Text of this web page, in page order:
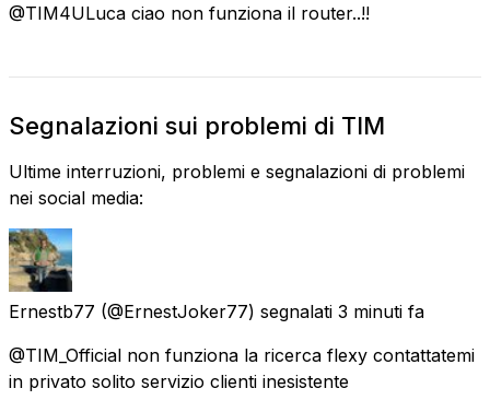
@TIM4ULuca ciao non funziona il router..!!
Segnalazioni sui problemi di TIM
Ultime interruzioni, problemi e segnalazioni di problemi
nei social media:
Ernestb77 (@ErnestJoker77) segnalati 3 minuti fa
@TIM_Official non funziona la ricerca flexy contattatemi
in privato solito servizio clienti inesistente